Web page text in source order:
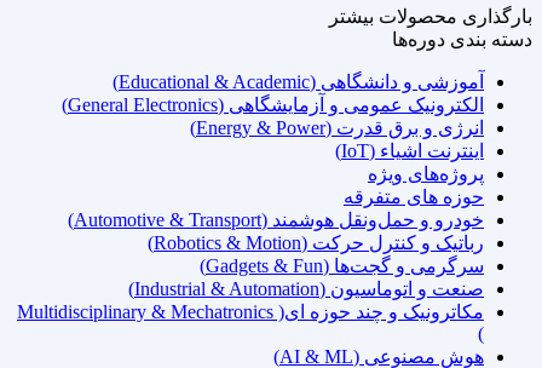
بارگذاری محصولات بیشتر
دسته‌ بندی دوره‌ها
آموزشی و دانشگاهی (Educational & Academic)
الکترونیک عمومی و آزمایشگاهی (General Electronics)
انرژی و برق قدرت (Energy & Power)
اینترنت اشیاء (IoT)
پروژه‌های ویژه
حوزه های متفرقه
خودرو و حمل‌ونقل هوشمند (Automotive & Transport)
رباتیک و کنترل حرکت (Robotics & Motion)
سرگرمی و گجت‌ها (Gadgets & Fun)
صنعت و اتوماسیون (Industrial & Automation)
مکاترونیک و چند حوزه ای( Multidisciplinary & Mechatronics
)
هوش مصنوعی (AI & ML)